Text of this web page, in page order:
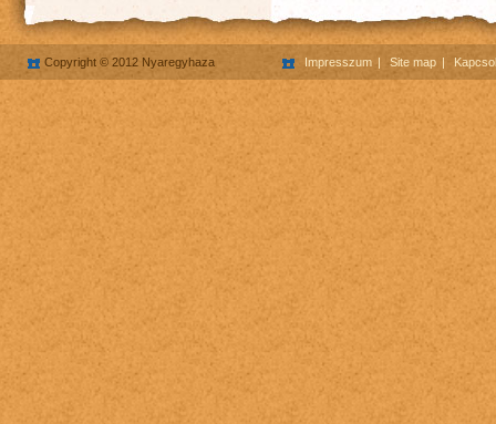
Copyright © 2012 Nyaregyhaza Impresszum Site map